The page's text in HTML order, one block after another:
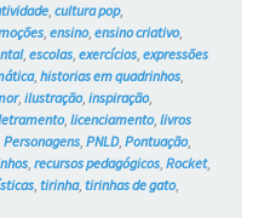
os
Gatos
#769
, cultura pop,
, ensino, ensino criativo,
, escolas, exercícios, expressões
, historias em quadrinhos,
, ilustração, inspiração,
, licenciamento, livros
Personagens, PNLD, Pontuação,
, recursos pedagógicos, Rocket,
, tirinha, tirinhas de gato,